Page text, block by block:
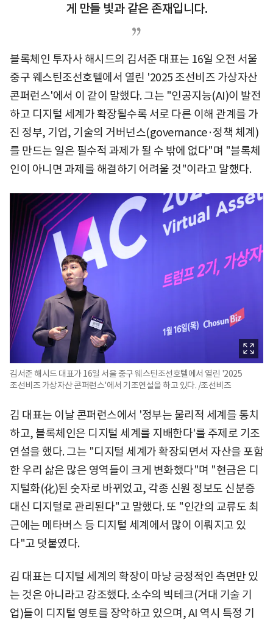
게 만들 빛과 같은 존재입니다.
블록체인 투자사 해시드의 김서준 대표는 16일 오전 서울
중구 웨스틴조선호텔에서 열린 '2025 조선비즈 가상자산
콘퍼런스'에서 이 같이 말했다. 그는 "인공지능(AI)이 발전
하고 디지털 세계가 확장될수록 서로 다른 이해 관계를 가
진 정부, 기업, 기술의 거버넌스(governance·정책 체계)
를 만드는 일은 필수적 과제가 될 수 밖에 없다"며 "블록체
인이 아니면 과제를 해결하기 어려울 것"이라고 말했다.
김서준 해시드 대표가 16일 서울 중구 웨스틴조선호텔에서 열린 '2025
조선비즈 가상자산 콘퍼런스'에서 기조연설을 하고 있다. /조선비즈
김 대표는 이날 콘퍼런스에서 '정부는 물리적 세계를 통치
하고, 블록체인은 디지털 세계를 지배한다'를 주제로 기조
연설을 했다. 그는 "디지털 세계가 확장되면서 자산을 포함
한 우리 삶은 많은 영역들이 크게 변화했다"며 "현금은 디
지털화(化)된 숫자로 바뀌었고, 각종 신원 정보도 신분증
대신 디지털로 관리된다"고 말했다. 또 "인간의 교류도 최
근에는 메타버스 등 디지털 세계에서 많이 이뤄지고 있
다"고 덧붙였다.
김 대표는 디지털 세계의 확장이 마냥 긍정적인 측면만 있
는 것은 아니라고 강조했다. 소수의 빅테크(거대 기술 기
업)들이 디지털 영토를 장악하고 있으며, AI 역시 특정 기